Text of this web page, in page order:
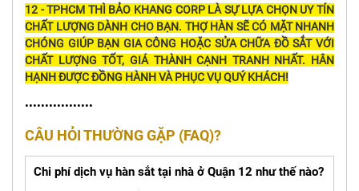
12 - TPHCM THÌ BẢO KHANG CORP LÀ SỰ LỰA CHỌN UY TÍN
CHẤT LƯỢNG DÀNH CHO BẠN. THỢ HÀN SẼ CÓ MẶT NHANH
CHÓNG GIÚP BẠN GIA CÔNG HOẶC SỬA CHỮA ĐỒ SẮT VỚI
CHẤT LƯỢNG TỐT, GIÁ THÀNH CẠNH TRANH NHẤT. HÂN
HẠNH ĐƯỢC ĐỒNG HÀNH VÀ PHỤC VỤ QUÝ KHÁCH!
•••••••••••••••••
CÂU HỎI THƯỜNG GẶP (FAQ)?
Chi phí dịch vụ hàn sắt tại nhà ở Quận 12 như thế nào?